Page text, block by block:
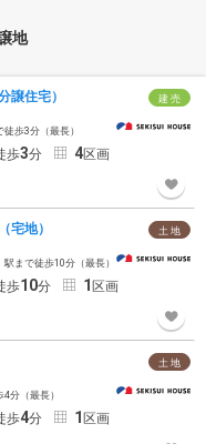
地
建 売
譲住宅）
歩3分（最長）
歩3分 4区画
土 地
宅地）
まで徒歩10分（最長）
歩10分 1 区画
土 地
分（最長）
歩4分 1 区画